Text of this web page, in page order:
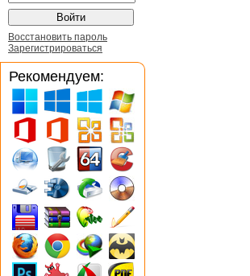
Восстановить пароль
Зарегистрироваться
Рекомендуем: